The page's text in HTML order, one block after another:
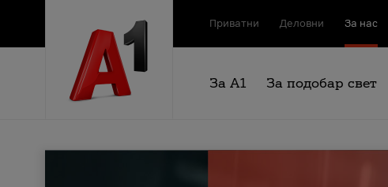
Приватни Деловни За нас
За А1 За подобар свет